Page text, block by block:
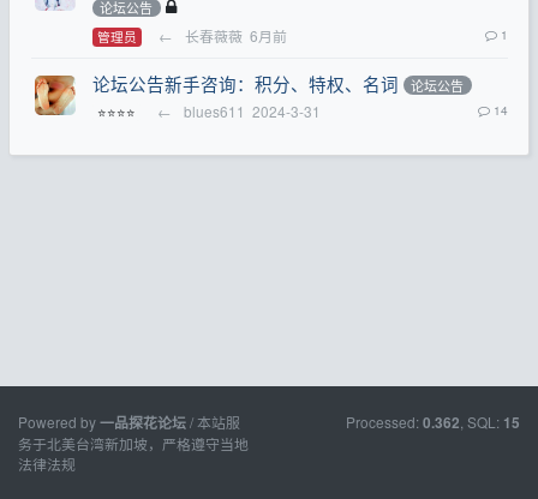
论坛公告
管理员 ← 长春薇薇 6月前 1
论坛公告新手咨询：积分、特权、名词 论坛公告
⭐⭐⭐⭐ ← blues611 2024-3-31 14
Powered by一品探花论坛/ 本站服
务于北美台湾新加坡，严格遵守当地
法律法规
Processed: 0.362 , SQL: 15